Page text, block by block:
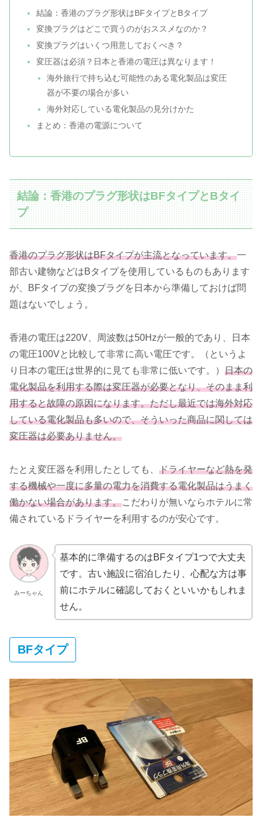
結論：香港のプラグ形状はBFタイプとBタイプ
変換プラグはどこで買うのがおススメなのか？
変換プラグはいくつ用意しておくべき？
変圧器は必須？日本と香港の電圧は異なります！
海外旅行で持ち込む可能性のある電化製品は変圧
器が不要の場合が多い
海外対応している電化製品の見分けかた
まとめ：香港の電源について
結論：香港のプラグ形状はBFタイプとBタイ
プ
香港のプラグ形状はBFタイプが主流となっています。一
部古い建物などはBタイプを使用しているものもあります
が、BFタイプの変換プラグを日本から準備しておけば問
題はないでしょう。
香港の電圧は220V、周波数は50Hzが一般的であり、日本
の電圧100Vと比較して非常に高い電圧です。（というよ
り日本の電圧は世界的に見ても非常に低いです。） 日本の
電化製品を利用する際は変圧器が必要となり、そのまま利
用すると故障の原因になります。ただし最近では海外対応
している電化製品も多いので、そういった商品に関しては
変圧器は必要ありません。
たとえ変圧器を利用したとしても、 ドライヤーなど熱を発
する機械や一度に多量の電力を消費する電化製品はうまく
働かない場合があります。こだわりが無いならホテルに常
備されているドライヤーを利用するのが安心です。
みーちゃん
基本的に準備するのはBFタイプ1つで大丈夫
です。古い施設に宿泊したり、心配な方は事
前にホテルに確認しておくといいかもしれま
せん。
BFタイプ